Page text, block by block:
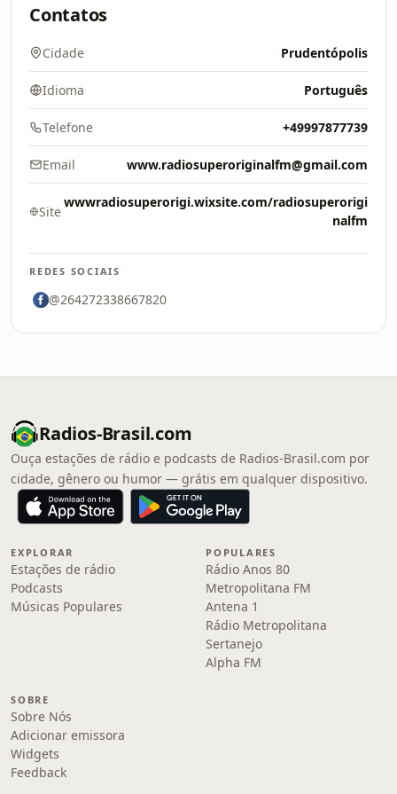
Contatos
Cidade Prudentópolis
Idioma Português
Telefone +49997877739
Email www.radiosuperoriginalfm@gmail.com
Site
wwwradiosuperorigi.wixsite.com/radiosuperorigi
nalfm
REDES SOCIAIS
@264272338667820
Radios-Brasil.com
Ouça estações de rádio e podcasts de Radios-Brasil.com por
cidade, gênero ou humor — grátis em qualquer dispositivo.
EXPLORAR
Estações de rádio
Podcasts
Músicas Populares
POPULARES
Rádio Anos 80
Metropolitana FM
Antena 1
Rádio Metropolitana
Sertanejo
Alpha FM
SOBRE
Sobre Nós
Adicionar emissora
Widgets
Feedback